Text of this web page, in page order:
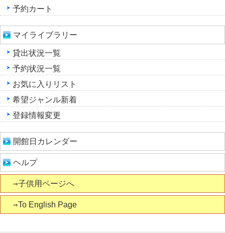
予約カート
マイライブラリー
貸出状況一覧
予約状況一覧
お気に入りリスト
希望ジャンル新着
登録情報変更
開館日カレンダー
ヘルプ
⇒子供用ページへ
⇒To English Page